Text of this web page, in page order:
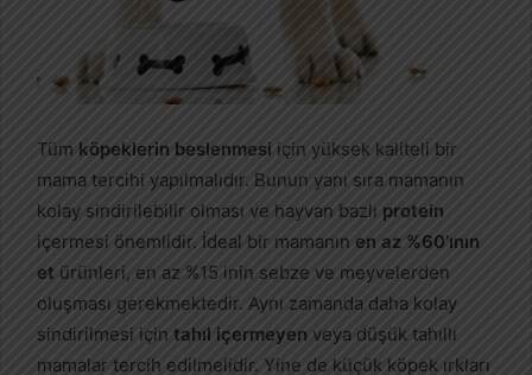
Tüm köpeklerin beslenmesi için yüksek kaliteli bir
mama tercihi yapılmalıdır. Bunun yanı sıra mamanın
kolay sindirilebilir olması ve hayvan bazlı protein
içermesi önemlidir. İdeal bir mamanın en az %60’ının
et ürünleri, en az %15 inin sebze ve meyvelerden
oluşması gerekmektedir. Aynı zamanda daha kolay
sindirilmesi için tahıl içermeyen veya düşük tahıllı
mamalar tercih edilmelidir. Yine de küçük köpek ırkları